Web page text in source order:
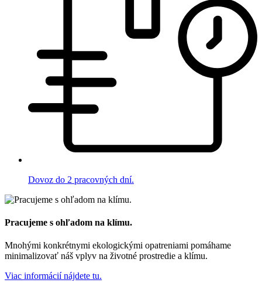
Dovoz do 2 pracovných dní.
Pracujeme s ohľadom na klímu.
Mnohými konkrétnymi ekologickými opatreniami pomáhame
minimalizovať náš vplyv na životné prostredie a klímu.
Viac informácií nájdete tu.